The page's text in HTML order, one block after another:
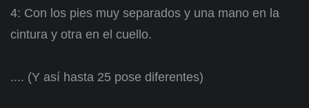
4: Con los pies muy separados y una mano en la
cintura y otra en el cuello.
.... (Y así hasta 25 pose diferentes)